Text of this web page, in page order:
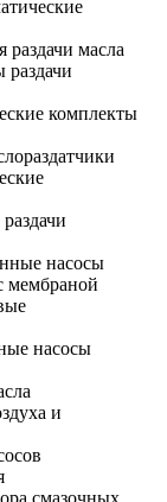
масла
комплекты
насосы
мембраной
насосы
и